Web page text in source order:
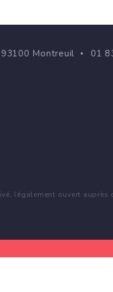
Montreuil 01
légalement ouvert auprès